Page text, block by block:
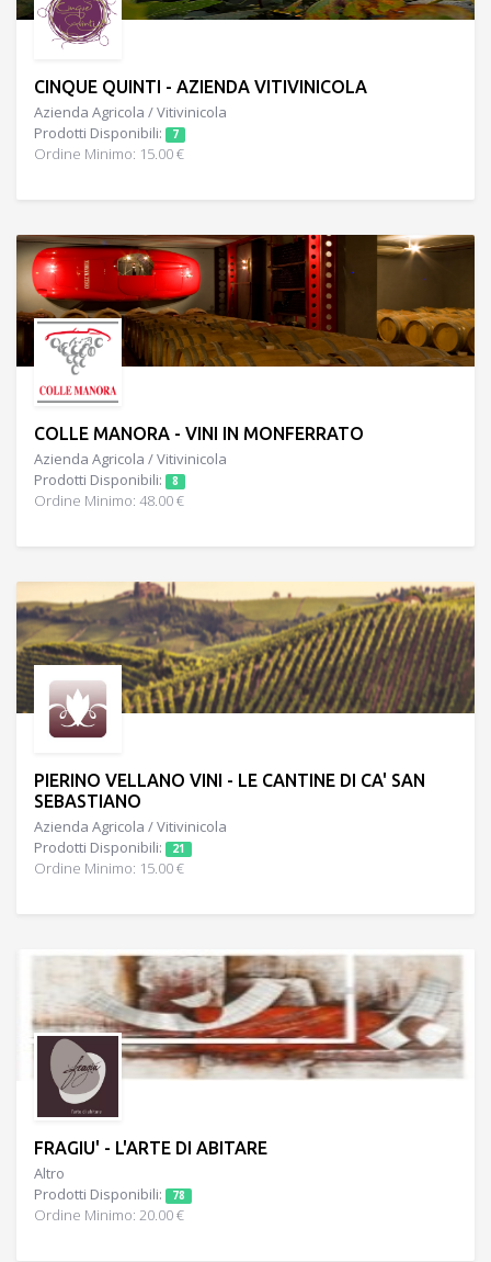
CINQUE QUINTI - AZIENDA VITIVINICOLA
Azienda Agricola / Vitivinicola
Prodotti Disponibili:
7
Ordine Minimo: 15.00 €
COLLE MANORA - VINI IN MONFERRATO
Azienda Agricola / Vitivinicola
Prodotti Disponibili:
8
Ordine Minimo: 48.00 €
PIERINO VELLANO VINI - LE CANTINE DI CA' SAN
SEBASTIANO
Azienda Agricola / Vitivinicola
Prodotti Disponibili:
21
Ordine Minimo: 15.00 €
FRAGIU' - L'ARTE DI ABITARE
Altro
Prodotti Disponibili:
78
Ordine Minimo: 20.00 €